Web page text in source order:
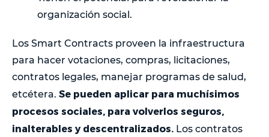
organización social.
Los Smart Contracts proveen la infraestructura
para hacer votaciones, compras, licitaciones,
contratos legales, manejar programas de salud,
etcétera. Se pueden aplicar para muchísimos
procesos sociales, para volverlos seguros,
inalterables y descentralizados. Los contratos